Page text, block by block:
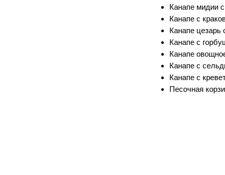
Канапе мидии
Канапе с
Канапе цезарь
Канапе с
Канапе
Канапе с
Канапе с
Песочная